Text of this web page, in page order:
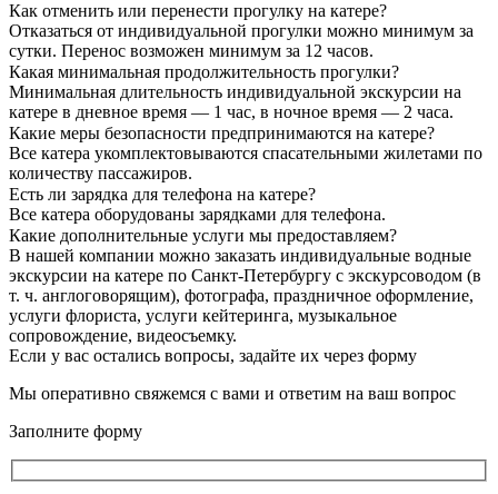
Как отменить или перенести прогулку на катере?
Отказаться от индивидуальной прогулки можно минимум за
сутки. Перенос возможен минимум за 12 часов.
Какая минимальная продолжительность прогулки?
Минимальная длительность индивидуальной экскурсии на
катере в дневное время — 1 час, в ночное время — 2 часа.
Какие меры безопасности предпринимаются на катере?
Все катера укомплектовываются спасательными жилетами по
количеству пассажиров.
Есть ли зарядка для телефона на катере?
Все катера оборудованы зарядками для телефона.
Какие дополнительные услуги мы предоставляем?
В нашей компании можно заказать индивидуальные водные
экскурсии на катере по Санкт-Петербургу с экскурсоводом (в
т. ч. англоговорящим), фотографа, праздничное оформление,
услуги флориста, услуги кейтеринга, музыкальное
сопровождение, видеосъемку.
Если у вас остались вопросы, задайте их через форму
Мы оперативно свяжемся с вами и ответим на ваш вопрос
Заполните форму